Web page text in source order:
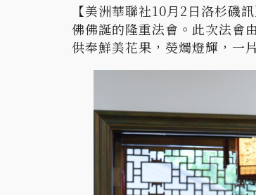
【美洲華聯社10月2日洛杉
佛佛誕的隆重法會。此次法會
供奉鮮美花果，熒燭燈輝，一